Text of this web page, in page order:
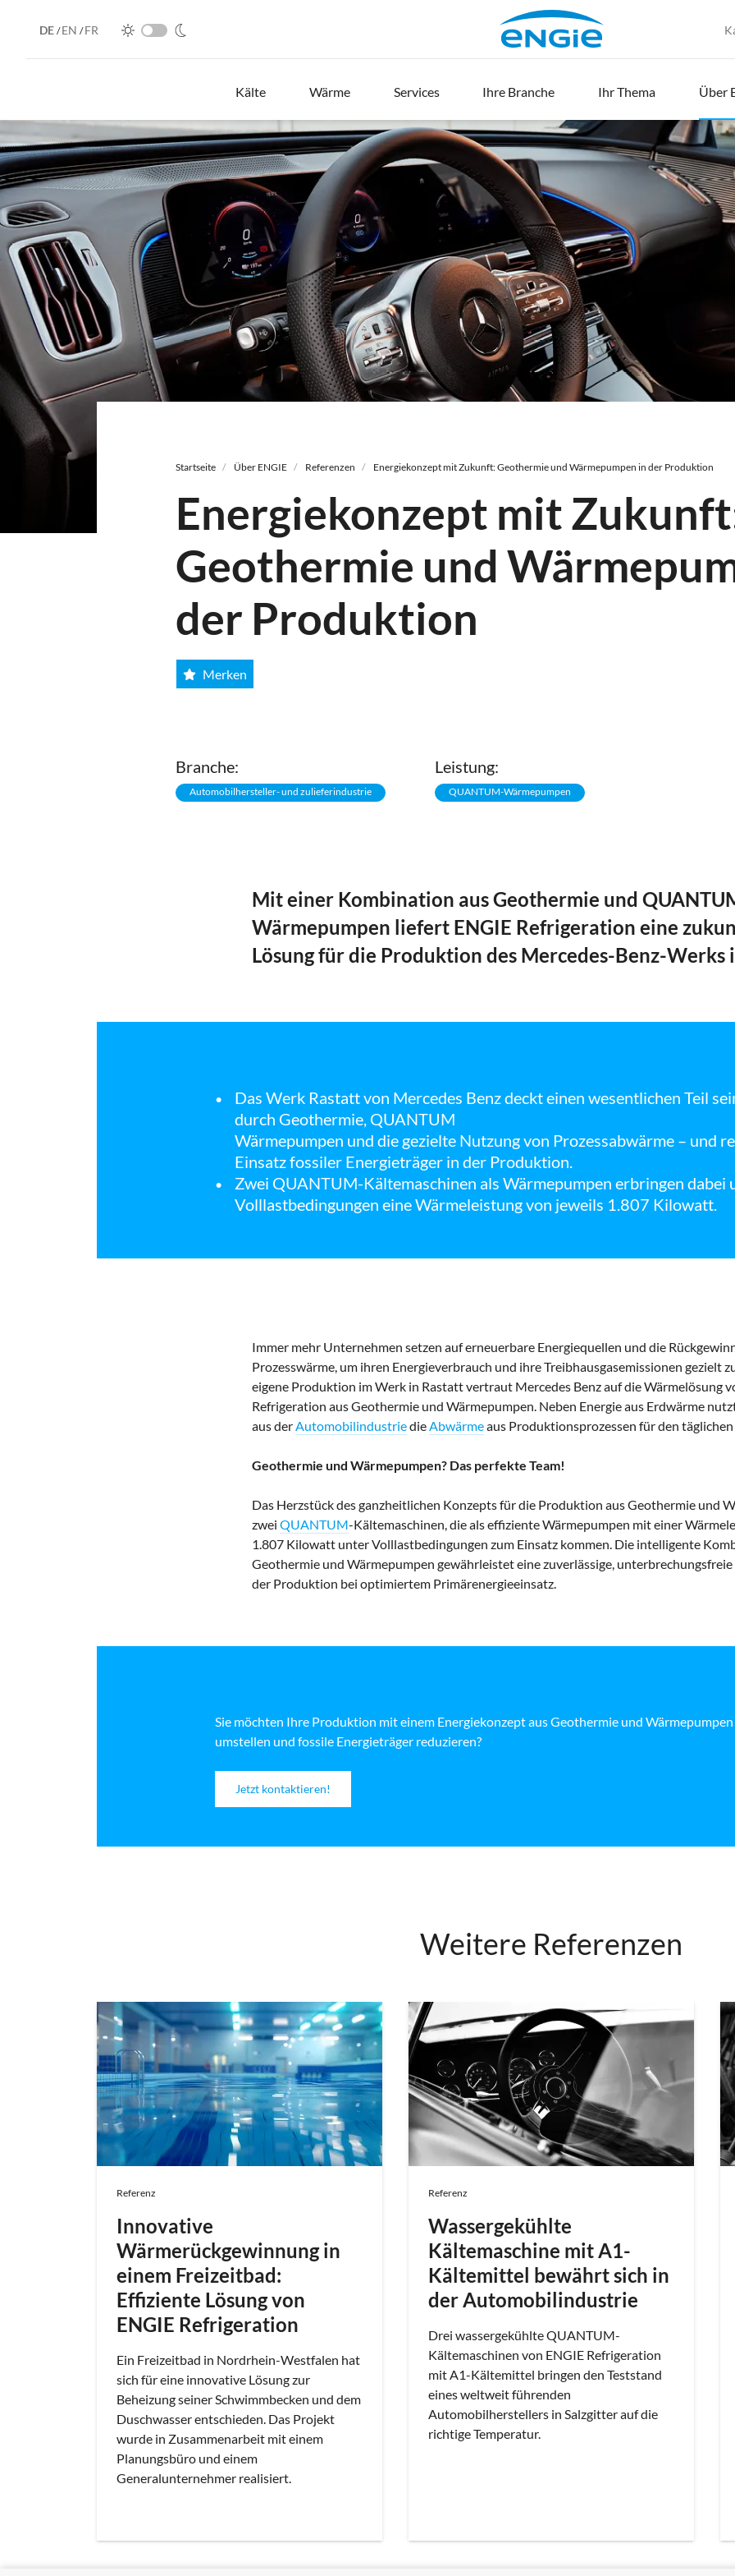
DE /EN /FR
Kälte Wärme Services Ihre Branche Ihr Thema Über
Startseite Über ENGIE Referenzen Energiekonzept mit Zukunft: Geothermie und Wärmepumpen in der Produktion
Energiekonzept mit
Geothermie und
der Produktion
Merken
Branche:
Automobilhersteller- und zulieferindustrie
Leistung:
QUANTUM-Wärmepumpen
Mit einer Kombination aus Geothermie und
Wärmepumpen liefert ENGIE Refrigeration eine
Lösung für die Produktion des Mercedes-Benz-Werks
Das Werk Rastatt von Mercedes Benz deckt einen wesentlichen Teil
durch Geothermie, QUANTUM
Wärmepumpen und die gezielte Nutzung von Prozessabwärme – und
Einsatz fossiler Energieträger in der Produktion.
Zwei QUANTUM-Kältemaschinen als Wärmepumpen erbringen dabei
Volllastbedingungen eine Wärmeleistung von jeweils 1.807 Kilowatt.
Immer mehr Unternehmen setzen auf erneuerbare Energiequellen und die
Prozesswärme, um ihren Energieverbrauch und ihre Treibhausgasemissionen gezielt
eigene Produktion im Werk in Rastatt vertraut Mercedes Benz auf die Wärmelösung
Refrigeration aus Geothermie und Wärmepumpen. Neben Energie aus Erdwärme
aus derAutomobilindustriedieAbwärmeaus Produktionsprozessen für den
Geothermie und Wärmepumpen? Das perfekte Team!
Das Herzstück des ganzheitlichen Konzepts für die Produktion aus Geothermie und
zwei QUANTUM-Kältemaschinen, die als effiziente Wärmepumpen mit einer
1.807 Kilowatt unter Volllastbedingungen zum Einsatz kommen. Die intelligente
Geothermie und Wärmepumpen gewährleistet eine zuverlässige,
der Produktion bei optimiertem Primärenergieeinsatz.
Sie möchten Ihre Produktion mit einem Energiekonzept aus Geothermie und
umstellen und fossile Energieträger reduzieren?
Jetzt kontaktieren!
Weitere Referenzen
Referenz
Innovative
Wärmerückgewinnung in
einem Freizeitbad:
Effiziente Lösung von
ENGIE Refrigeration
Ein Freizeitbad in Nordrhein-Westfalen hat
sich für eine innovative Lösung zur
Beheizung seiner Schwimmbecken und dem
Duschwasser entschieden. Das Projekt
wurde in Zusammenarbeit mit einem
Planungsbüro und einem
Generalunternehmer realisiert.
Referenz
Wassergekühlte
Kältemaschine mit A1-
Kältemittel bewährt sich in
der Automobilindustrie
Drei wassergekühlte QUANTUM-
Kältemaschinen von ENGIE Refrigeration
mit A1-Kältemittel bringen den Teststand
eines weltweit führenden
Automobilherstellers in Salzgitter auf die
richtige Temperatur.